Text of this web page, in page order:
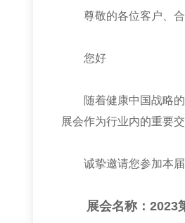
尊敬的各位客户、合
您好
随着健康中国战略的
展会作为行业内的重要
诚挚邀请您参加本届
展会名称：2023